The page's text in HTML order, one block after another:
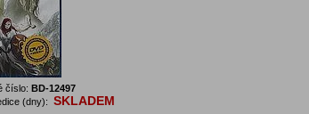
číslo: BD-12497
(dny): SKLADEM